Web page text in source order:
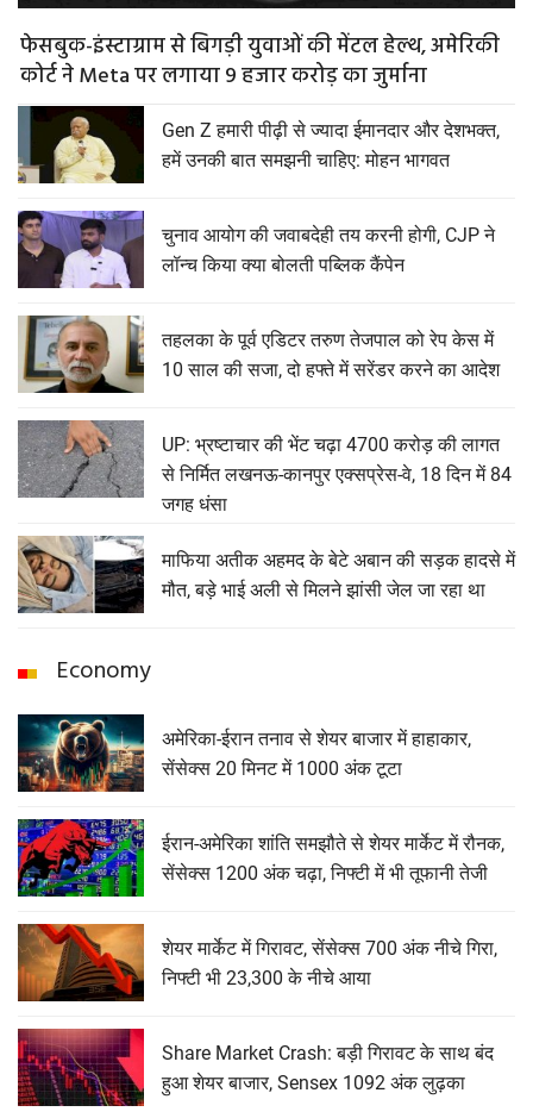
फेसबुक-इंस्टाग्राम से बिगड़ी युवाओं की मेंटल हेल्थ, अमेरिकी
कोर्ट ने Meta पर लगाया 9 हजार करोड़ का जुर्माना
Gen Z हमारी पीढ़ी से ज्यादा ईमानदार और देशभक्त,
हमें उनकी बात समझनी चाहिए: मोहन भागवत
चुनाव आयोग की जवाबदेही तय करनी होगी, CJP ने
लॉन्च किया क्या बोलती पब्लिक कैंपेन
तहलका के पूर्व एडिटर तरुण तेजपाल को रेप केस में
10 साल की सजा, दो हफ्ते में सरेंडर करने का आदेश
UP: भ्रष्टाचार की भेंट चढ़ा 4700 करोड़ की लागत
से निर्मित लखनऊ-कानपुर एक्सप्रेस-वे, 18 दिन में 84
जगह धंसा
माफिया अतीक अहमद के बेटे अबान की सड़क हादसे में
मौत, बड़े भाई अली से मिलने झांसी जेल जा रहा था
Economy
अमेरिका-ईरान तनाव से शेयर बाजार में हाहाकार,
सेंसेक्स 20 मिनट में 1000 अंक टूटा
ईरान-अमेरिका शांति समझौते से शेयर मार्केट में रौनक,
सेंसेक्स 1200 अंक चढ़ा, निफ्टी में भी तूफानी तेजी
शेयर मार्केट में गिरावट, सेंसेक्‍स 700 अंक नीचे गिरा,
निफ्टी भी 23,300 के नीचे आया
Share Market Crash: बड़ी गिरावट के साथ बंद
हुआ शेयर बाजार, Sensex 1092 अंक लुढ़का